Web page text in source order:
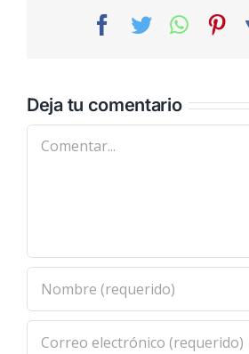
Facebook
Twitter
Deja tu comentario
Comentar